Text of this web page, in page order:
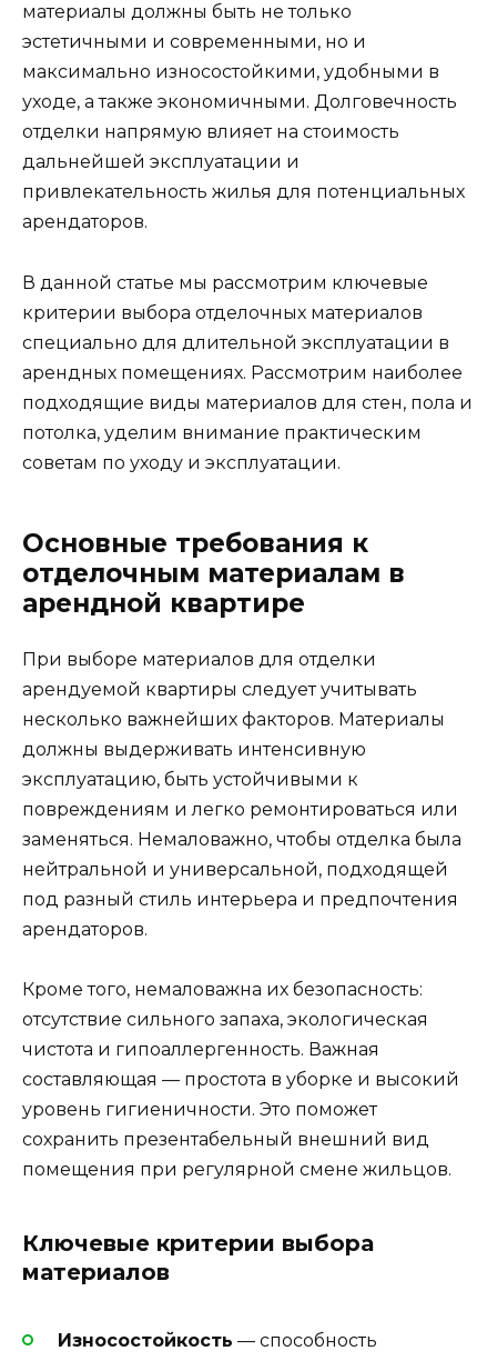
материалы должны быть не только
эстетичными и современными, но и
максимально износостойкими, удобными в
уходе, а также экономичными. Долговечность
отделки напрямую влияет на стоимость
дальнейшей эксплуатации и
привлекательность жилья для потенциальных
арендаторов.
В данной статье мы рассмотрим ключевые
критерии выбора отделочных материалов
специально для длительной эксплуатации в
арендных помещениях. Рассмотрим наиболее
подходящие виды материалов для стен, пола и
потолка, уделим внимание практическим
советам по уходу и эксплуатации.
Основные требования к
отделочным материалам в
арендной квартире
При выборе материалов для отделки
арендуемой квартиры следует учитывать
несколько важнейших факторов. Материалы
должны выдерживать интенсивную
эксплуатацию, быть устойчивыми к
повреждениям и легко ремонтироваться или
заменяться. Немаловажно, чтобы отделка была
нейтральной и универсальной, подходящей
под разный стиль интерьера и предпочтения
арендаторов.
Кроме того, немаловажна их безопасность:
отсутствие сильного запаха, экологическая
чистота и гипоаллергенность. Важная
составляющая — простота в уборке и высокий
уровень гигиеничности. Это поможет
сохранить презентабельный внешний вид
помещения при регулярной смене жильцов.
Ключевые критерии выбора
материалов
Износостойкость — способность